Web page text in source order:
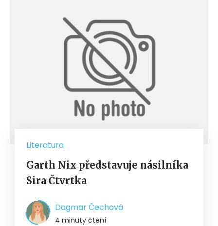
Literatura
Garth Nix představuje násilníka
Sira Čtvrtka
Dagmar Čechová
4 minuty čtení